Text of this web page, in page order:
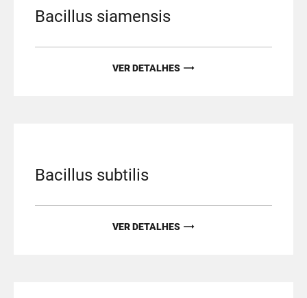
Bacillus siamensis
VER DETALHES
Bacillus subtilis
VER DETALHES